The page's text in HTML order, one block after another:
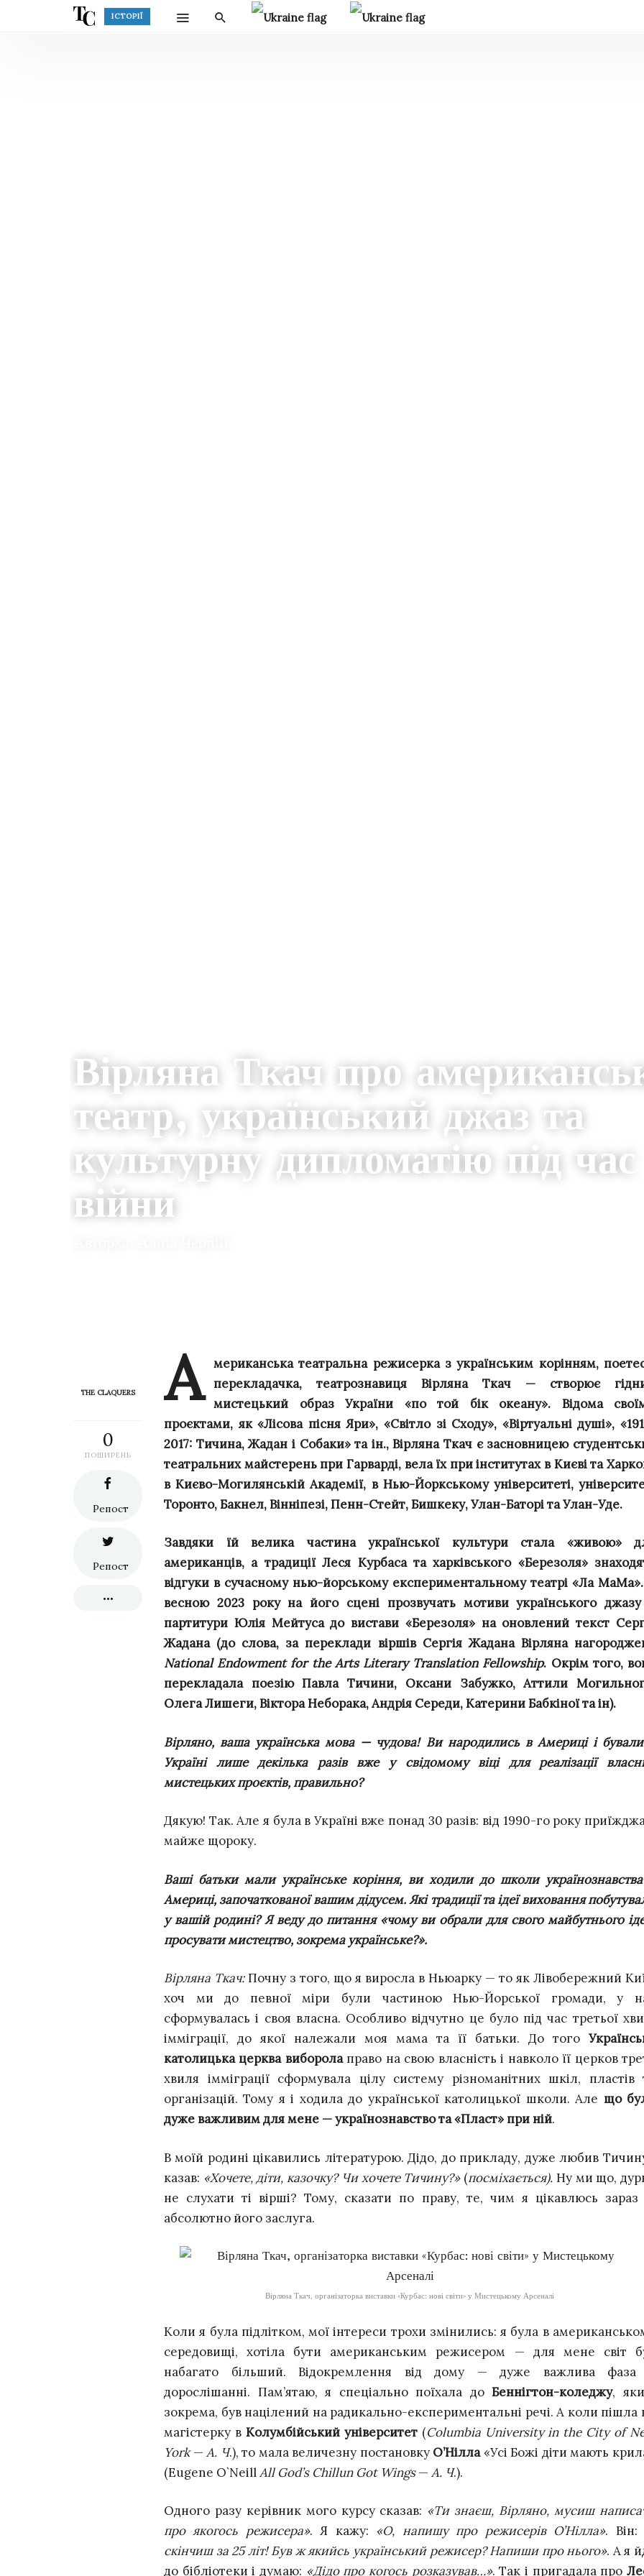
ІСТОРІЇ
Вірляна Ткач про
театр, український джаз та
культурну дипломатію під час
війни
А
мериканська театральна режисерка з українським корінням,
перекладачка, театрознавиця Вірляна Ткач — створює
мистецький образ України «по той бік океану». Відома
проєктами, як «Лісова пісня Яри», «Світло зі Сходу», «Віртуальні душі»,
2017: Тичина, Жадан і Собаки» та ін., Вірляна Ткач є засновницею
театральних майстерень при Гарварді, вела їх при інститутах в Києві та
в Києво-Могилянській Академії, в Нью-Йоркському університеті,
Торонто, Бакнел, Вінніпезі, Пенн-Стейт, Бишкеку, Улан-Баторі та Улан-Уде.
Завдяки їй велика частина української культури стала «живою»
американців, а традиції Леся Курбаса та харківського «Березоля»
відгуки в сучасному нью-йорському експериментальному театрі «Ла
весною 2023 року на його сцені прозвучать мотиви українського
партитури Юлія Мейтуса до вистави «Березоля» на оновлений текст
Жадана (до слова, за переклади віршів Сергія Жадана Вірляна
National Endowment for the Arts Literary Translation Fellowship. Окрім того,
перекладала поезію Павла Тичини, Оксани Забужко, Аттили
Олега Лишеги, Віктора Неборака, Андрія Середи, Катерини Бабкіної та ін).
Вірляно, ваша українська мова — чудова! Ви народились в Америці і
Україні лише декілька разів вже у свідомому віці для реалізації
мистецьких проєктів, правильно?
Дякую! Так. Але я була в Україні вже понад 30 разів: від 1990-го року
майже щороку.
Ваші батьки мали українське коріння, ви ходили до школи
Америці, започаткованої вашим дідусем. Які традиції та ідеї виховання
у вашій родині? Я веду до питання «чому ви обрали для свого майбутнього
просувати мистецтво, зокрема українське?».
Вірляна Ткач:Почну з того, що я виросла в Ньюарку — то як Лівобережний
хоч ми до певної міри були частиною Нью-Йорської громади, у
сформувалась і своя власна. Особливо відчутно це було під час третьої
імміграції, до якої належали моя мама та її батьки. До того
католицька церква виборолаправо на свою власність і навколо її церков
хвиля імміграції сформувала цілу систему різноманітних шкіл, пластів
організацій. Тому я і ходила до української католицької школи. Але що
дуже важливим для мене — українознавство та «Пласт» при ній.
В моїй родині цікавились літературою. Дідо, до прикладу, дуже любив
казав: «Хочете, діти, казочку? Чи хочете Тичину?»(посміхається). Ну ми що,
не слухати ті вірші? Тому, сказати по праву, те, чим я цікавлюсь
абсолютно його заслуга.
Вірляна Ткач, організаторка виставки «Курбас: нові світи» у Мистецькому Арсеналі
Коли я була підлітком, мої інтереси трохи змінились: я була в
середовищі, хотіла бути американським режисером — для мене світ
набагато більший. Відокремлення від дому — дуже важлива
дорослішанні. Пам’ятаю, я спеціально поїхала доБеннігтон-коледжу,
зокрема, був націлений на радикально-експериментальні речі. А коли пішла
магістерку в Колумбійський університет(Columbia University in the City of
York—А. Ч.), то мала величезну постановкуО’Нілла«Усі Божі діти мають
(Eugene O`NeillAll God’s Chillun Got Wings— А. Ч.).
Одного разу керівник мого курсу сказав: «Ти знаєш, Вірляно, мусиш
про якогось режисера». Я кажу: «О, напишу про режисерів О’Нілла».
скінчиш за 25 літ! Був ж якийсь український режисер? Напиши про нього». А я
до бібліотеки і думаю: «Дідо про когось розказував…». Так і пригадала про
THE CLAQUERS
0
ПОШИРЕНЬ
Репост
Репост